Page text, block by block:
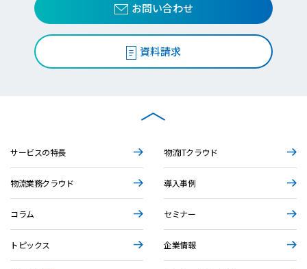
お問い合わせ
資料請求
サービスの特長 物流ITクラウド
物流業務クラウド 導入事例
コラム セミナー
トピックス 企業情報